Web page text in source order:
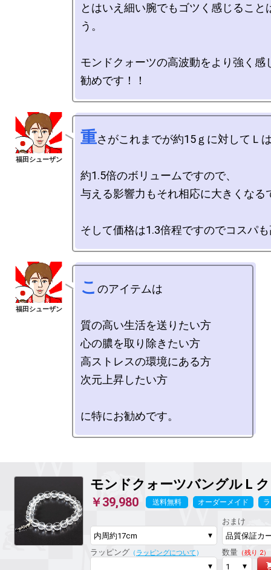
とはいえ細い腕でもゴツく感じること
う。
モンドクォーツの高波動をより強く感
重さがこれまでが約15ｇに対してＬ
約1.5倍のボリュームですので、
与える影響力もそれ相応に大きくなる
こ のアイテムは
質の高い生活を送りたい方
心の膿を取り除きたい方
高ストレスの環境にある方
次元上昇したい方
モンドクォーツバングル L
￥39,980 送料無料 オーダーメイド
おまけ
ラッピング （ ラッピングについて ） 数量（残り 2）